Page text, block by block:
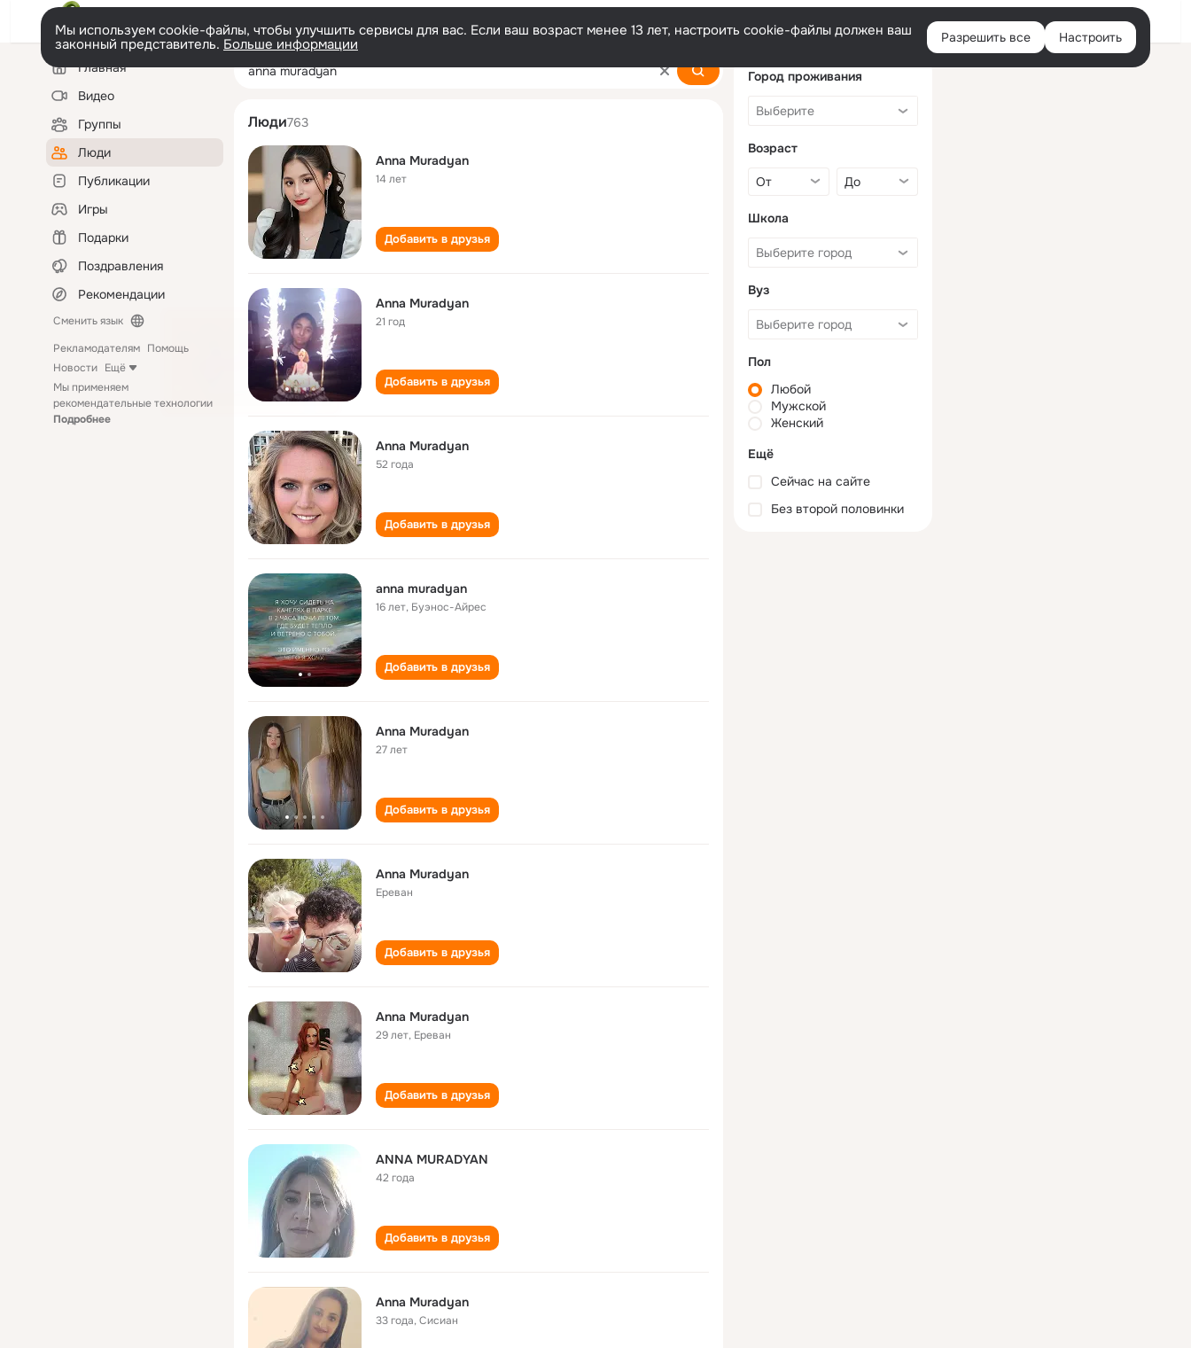
Войти
Мы используем cookie-файлы, чтобы улучшить сервисы для вас. Если ваш возраст менее 13 лет, настроить cookie-файлы должен ваш
законный представитель. Больше информации Разрешить все Настроить
Левая
колонкаГлавная
Видео
Группы
Люди
Публикации
Игры
Подарки
Поздравления
Рекомендации
Сменить язык
Рекламодателям Помощь
Новости Ещё
Мы применяем
рекомендательные технологии
Подробнее
anna muradyan
Люди763
Anna Muradyan
14 лет
Добавить в друзья
Anna Muradyan
21 год
Добавить в друзья
Anna Muradyan
52 года
Добавить в друзья
anna muradyan
16 лет, Буэнос-Айрес
Добавить в друзья
Anna Muradyan
27 лет
Добавить в друзья
Anna Muradyan
Ереван
Добавить в друзья
Anna Muradyan
29 лет, Ереван
Добавить в друзья
ANNA MURADYAN
42 года
Добавить в друзья
Anna Muradyan
33 года,Сисиан
Город проживания
Возраст
Школа
Вуз
Пол
Любой
Мужской
Женский
Ещё
Сейчас на сайте
Без второй половинки